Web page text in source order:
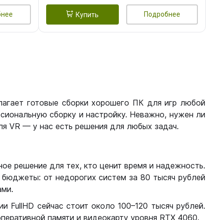
Купить Подробнее
готовые сборки хорошего ПК для игр любой
сборку и настройку. Неважно, нужен ли
VR — у нас есть решения для любых задач.
решение для тех, кто ценит время и надежность.
от недорогих систем за 80 тысяч рублей
сейчас стоит около 100–120 тысяч рублей.
памяти и видеокарту уровня RTX 4060.